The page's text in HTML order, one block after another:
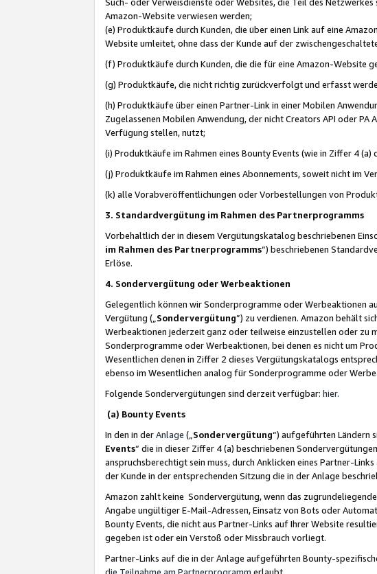
Amazon-Website verwiesen werden;
(e) Produktkäufe durch Kunden, die über einen Link auf eine
Website umleitet, ohne dass der Kunde auf der
(f) Produktkäufe durch Kunden, die die für eine Amazon-Website
(g) Produktkäufe, die nicht richtig zurückverfolgt und erfasst
(h) Produktkäufe über einen Partner-Link in einer Mobilen
Zugelassenen Mobilen Anwendung, der nicht Creators API oder
Verfügung stellen, nutzt;
(i) Produktkäufe im Rahmen eines Bounty Events (wie in Ziffer 4
(j) Produktkäufe im Rahmen eines Abonnements, soweit nicht im
(k) alle Vorabveröffentlichungen oder Vorbestellungen von
3. Standardvergütung im Rahmen des Partnerprogramms
Vorbehaltlich der in diesem Vergütungskatalog beschriebenen
im Rahmen des Partnerprogramms“) beschriebenen
Erlöse.
4. Sondervergütung oder Werbeaktionen
Gelegentlich können wir Sonderprogramme oder Werbeaktionen
Vergütung („ Sondervergütung”) zu verdienen. Amazon behält
Werbeaktionen jederzeit ganz oder teilweise einzustellen oder zu
Sonderprogramme oder Werbeaktionen, bei denen es nicht um
Wesentlichen denen in Ziffer 2 dieses Vergütungskatalogs
ebenso im Wesentlichen analog für Sonderprogramme oder
Folgende Sondervergütungen sind derzeit verfügbar: hier.
(a) Bounty Events
In den in derAnlage („ Sondervergütung“) aufgeführten Ländern
Events“ die in dieser Ziffer 4 (a) beschriebenen
anspruchsberechtigt sein muss, durch Anklicken eines Partner-
der Kunde in der entsprechenden Sitzung die in der Anlage
Amazon zahlt keine Sondervergütung, wenn das
Angabe ungültiger E-Mail-Adressen, Einsatz von Bots oder
Bounty Events, die nicht aus Partner-Links auf Ihrer Website
gegeben ist oder ein Verstoß oder Missbrauch vorliegt.
Partner-Links auf die in der Anlage aufgeführten Bounty-
die Teilnahme am Partnerprogramm erlaubt.